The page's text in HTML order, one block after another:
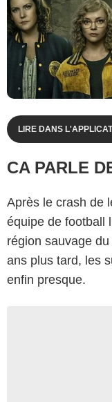
LIRE DANS
CA PARLE
Après le crash de
équipe de football
région sauvage
ans plus tard, les
enfin presque.